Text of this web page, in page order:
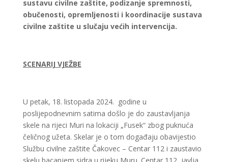
sustavu civilne zaštite, podizanje spremnosti,
obučenosti, opremljenosti i koordinacije sustava
civilne zaštite u slučaju većih intervencija.
SCENARIJ VJEŽBE
U petak, 18. listopada 2024. godine u
poslijepodnevnim satima došlo je do zaustavljanja
skele na rijeci Muri na lokaciji „Fusek“ zbog puknuća
čeličnog užeta. Skelar je o tom događaju obavijestio
Službu civilne zaštite Čakovec – Centar 112 i zaustavio